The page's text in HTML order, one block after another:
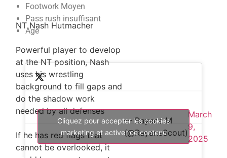
Footwork Moyen
Pass rush insuffisant
Age
NT Nash Hutmacher
Powerful player to develop
at the NT position, Nash
uses his wrestling
background to fill gaps and
do the shadow work
needed by all defenses
If he has red flags that
cannot be overlooked, it
— Rayane M
(@RayaneScout)
March
9,
2025
Cliquez pour accepter les cookies
marketing et activer ce contenu